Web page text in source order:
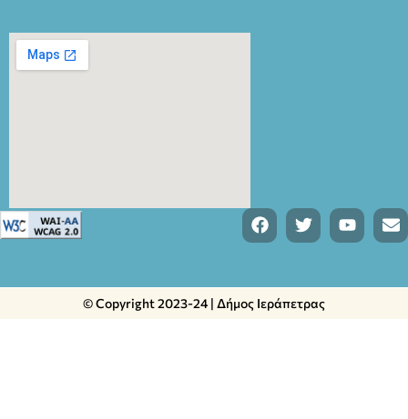
© Copyright 2023-24 | Δήμος Ιεράπετρας